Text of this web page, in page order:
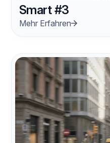
Smart #3
Mehr Erfahren